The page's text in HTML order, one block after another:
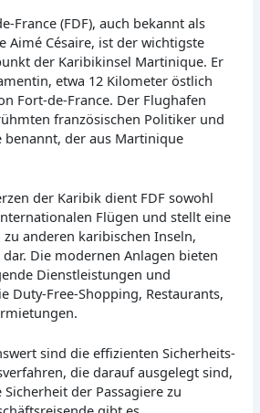
France (FDF), auch bekannt als
Aimé Césaire, ist der wichtigste
der Karibikinsel Martinique. Er
etwa 12 Kilometer östlich
Fort-de-France. Der Flughafen
französischen Politiker und
benannt, der aus Martinique
der Karibik dient FDF sowohl
Flügen und stellt eine
anderen karibischen Inseln,
Die modernen Anlagen bieten
Dienstleistungen und
Duty-Free-Shopping, Restaurants,
sind die effizienten Sicherheits-
die darauf ausgelegt sind,
der Passagiere zu